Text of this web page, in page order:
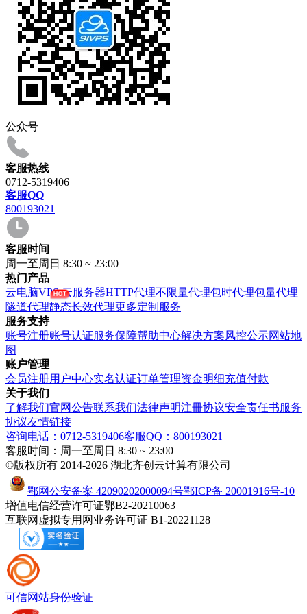
公众号
客服热线
0712-5319406
客服QQ
800193021
客服时间
周一至周日 8:30 ~ 23:00
热门产品
云电脑VPS云服务器HTTP代理不限量代理包时代理包量代理
隧道代理静态长效代理更多定制服务
服务支持
账号注册账号认证服务保障帮助中心解决方案风控公示网站地
图
账户管理
会员注册用户中心实名认证订单管理资金明细充值付款
关于我们
了解我们官网公告联系我们法律声明注冊协议安全责任书服务
协议友情链接
咨询电话：0712-5319406客服QQ：800193021
客服时间：周一至周日 8:30 ~ 23:00
©版权所有 2014-2026 湖北齐创云计算有限公司
鄂网公安备案 42090202000094号鄂ICP备 20001916号-10
增值电信经营许可证鄂B2-20210063
互联网虚拟专用网业务许可证 B1-20221128
可信网站身份验证